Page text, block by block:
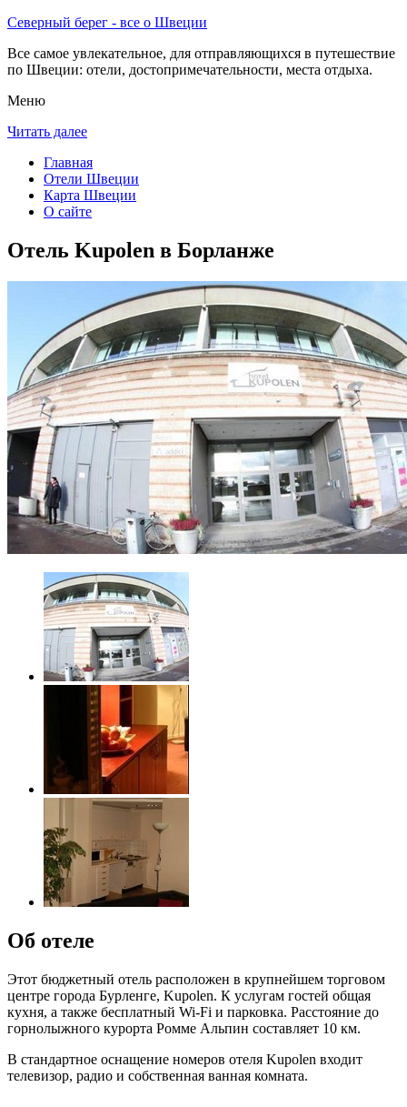
Северный берег - все о Швеции
Все самое увлекательное, для отправляющихся в путешествие
по Швеции: отели, достопримечательности, места отдыха.
Меню
Читать далее
Главная
Отели Швеции
Карта Швеции
О сайте
Отель Kupolen в Борланже
Об отеле
Этот бюджетный отель расположен в крупнейшем торговом
центре города Бурленге, Kupolen. К услугам гостей общая
кухня, а также бесплатный Wi-Fi и парковка. Расстояние до
горнолыжного курорта Ромме Альпин составляет 10 км.
В стандартное оснащение номеров отеля Kupolen входит
телевизор, радио и собственная ванная комната.